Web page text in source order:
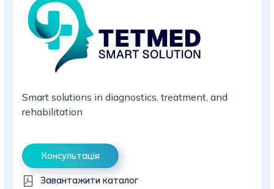
Smart solutions in diagnostics, treatment, and
rehabilitation
Консультація
Завантажити каталог